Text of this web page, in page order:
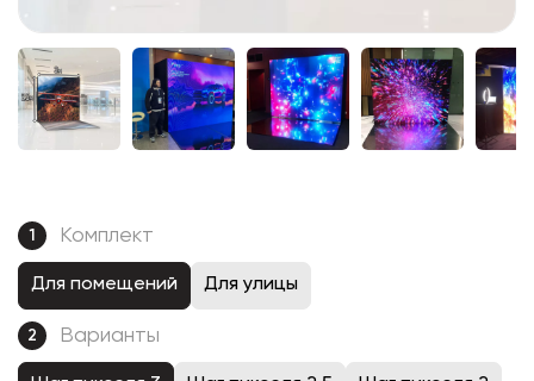
1 Комплект
Для помещений Для улицы
2 Варианты